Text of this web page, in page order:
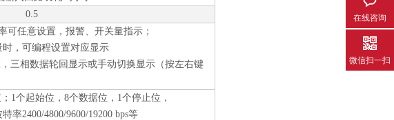
0.5
可任意设置，报警、开关量指示；
时，可编程设置对应显示
三相数据轮回显示或手动切换显示（按左右键
1个起始位，8个数据位，1个停止位，
特率2400/4800/9600/19200 bps等
在线咨询
微信扫一扫